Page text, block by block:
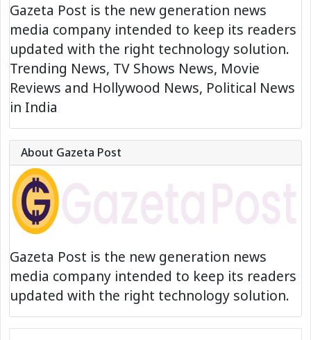
Gazeta Post is the new generation news
media company intended to keep its readers
updated with the right technology solution.
Trending News, TV Shows News, Movie
Reviews and Hollywood News, Political News
in India
About Gazeta Post
Gazeta Post is the new generation news
media company intended to keep its readers
updated with the right technology solution.